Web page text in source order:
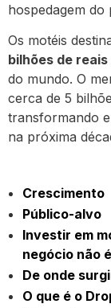
hospedagem do
Os motéis
bilhões de reais
do mundo. O
cerca de 5
transformando
na próxima
Crescimento
Público-alvo
Investir em
negócio não
De onde
O que é o